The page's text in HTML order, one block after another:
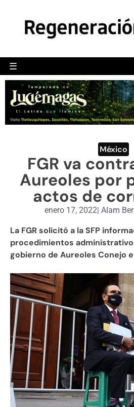
☰
POLÍTICA
OPINIÓN
DEPORTES
ENGLISH
VIDEOS
México
FGR va
Aureoles por
actos de
enero 17, 2022| Alam
La FGR solicitó a la SFP
procedimientos
gobierno de Aureoles Conejo